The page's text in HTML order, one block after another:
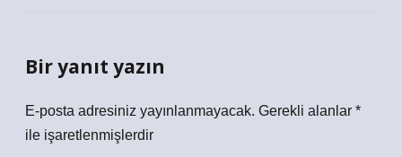
Bir yanıt yazın
E-posta adresiniz yayınlanmayacak. Gerekli alanlar *
ile işaretlenmişlerdir